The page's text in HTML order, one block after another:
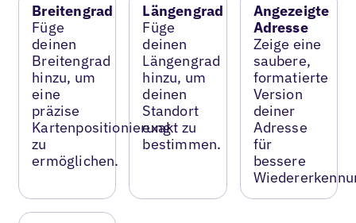
Breitengrad
Füge
deinen
Breitengrad
hinzu, um
eine
präzise
Kartenpositionierung
zu
ermöglichen.
Längengrad
Füge
deinen
Längengrad
hinzu, um
deinen
Standort
exakt zu
bestimmen.
Angezeigte
Adresse
Zeige eine
saubere,
formatierte
Version
deiner
Adresse
für
bessere